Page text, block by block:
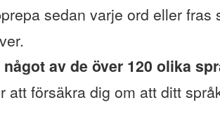
sedan varje ord eller fras
av de över 120 olika
att försäkra dig om att ditt